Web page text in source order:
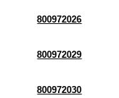
800972026
800972029
800972030